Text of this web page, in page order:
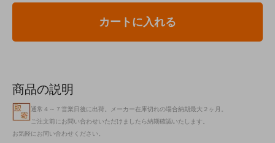
カートに入れる
商品の説明
通常４～７営業日後に出荷。メーカー在庫切れの場合納期最大２ヶ月。
ご注文前にお問い合わせいただけましたら納期確認いたします。
お気軽にお問い合わせください。